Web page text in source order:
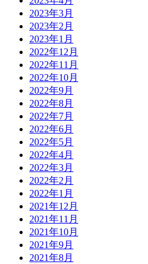
2023年3月
2023年2月
2023年1月
2022年12月
2022年11月
2022年10月
2022年9月
2022年8月
2022年7月
2022年6月
2022年5月
2022年4月
2022年3月
2022年2月
2022年1月
2021年12月
2021年11月
2021年10月
2021年9月
2021年8月